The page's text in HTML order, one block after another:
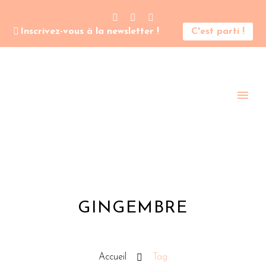
Inscrivez-vous à la newsletter ! C'est parti !
GINGEMBRE
Accueil Tag